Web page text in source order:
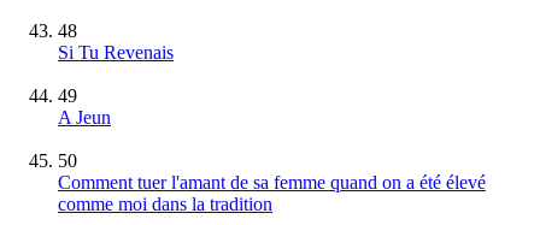
48
Si Tu Revenais
49
A Jeun
50
Comment tuer l'amant de sa femme quand on a été élevé
comme moi dans la tradition